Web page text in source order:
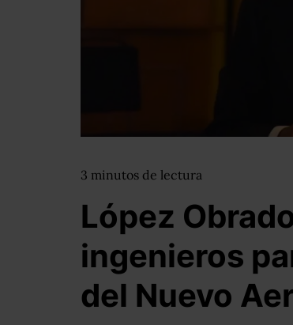
3 minutos de lectura
López
ingenieros
del Nuevo